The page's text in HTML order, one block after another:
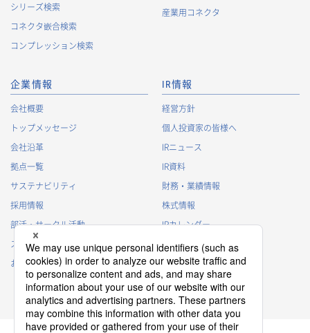
シリーズ検索
コネクタ嵌合検索
コンプレッション検索
産業用コネクタ
企業情報
会社概要
トップメッセージ
会社沿革
拠点一覧
サステナビリティ
採用情報
部活・サークル活動
スポンサー活動
お問い合わせ
IR情報
経営方針
個人投資家の皆様へ
IRニュース
IR資料
財務・業績情報
株式情報
IRカレンダー
IRに関するよくあるご質問
IRポリシー
免責事項